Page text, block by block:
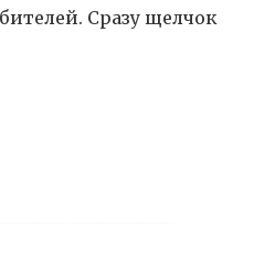
Сразу щелчок